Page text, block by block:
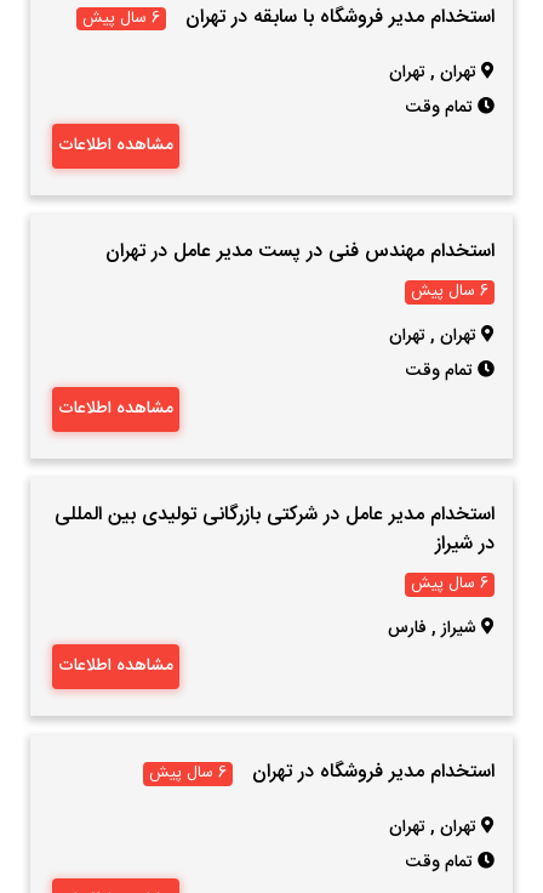
استخدام مدیر فروشگاه با سابقه در تهران 6 سال پیش
تهران ,تهران
تمام وقت
مشاهده اطلاعات
استخدام مهندس فنی در پست مدیر عامل در تهران
6 سال پیش
تهران ,تهران
تمام وقت
مشاهده اطلاعات
استخدام مدیر عامل در شرکتی بازرگانی تولیدی بین المللی
در شیراز
6 سال پیش
شیراز, فارس
مشاهده اطلاعات
استخدام مدیر فروشگاه در تهران 6 سال پیش
تهران ,تهران
تمام وقت